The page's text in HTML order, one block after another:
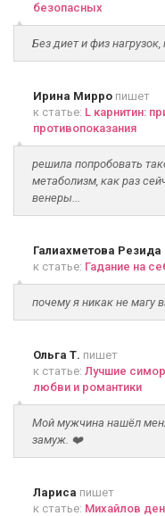
безопасных
Без диет и физ
Ирина Мирро пишет
к статье: L карнитин:
противопоказания
решила попробовать
метаболизм, как раз
венеры...
Галиахметова Резида
к статье: Гадание на
почему я никак не магу
Ольга Т. пишет
к статье: Лучшие
любви и романтики
Мой мужчина нашёл
замуж. ❤️
Лариса пишет
к статье: Михайлов